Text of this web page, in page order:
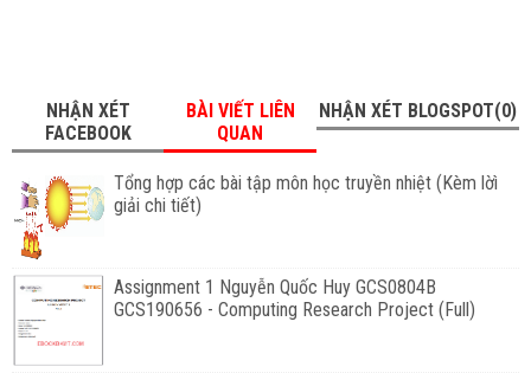
NHẬN XÉT
FACEBOOK
BÀI VIẾT LIÊN
QUAN
NHẬN XÉT BLOGSPOT(0)
Tổng hợp các bài tập môn học truyền nhiệt (Kèm lờì
giải chi tiết)
Assignment 1 Nguyễn Quốc Huy GCS0804B
GCS190656 - Computing Research Project (Full)